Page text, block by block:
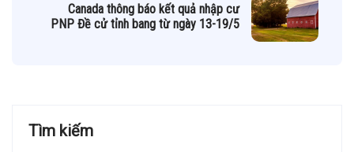
Canada thông báo kết quả nhập cư
PNP Đề cử tỉnh bang từ ngày 13-19/5
Tìm kiếm